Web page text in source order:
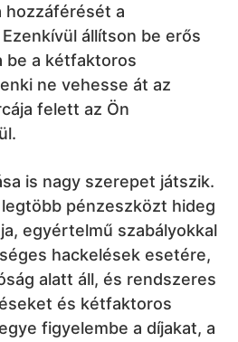
hozzáférését a
állítson be erős
be a kétfaktoros
ne vehesse át az
felett az Ön
is nagy szerepet játszik.
pénzeszközt hideg
egyértelmű szabályokkal
hackelések esetére,
alatt áll, és rendszeres
és kétfaktoros
figyelembe a díjakat, a